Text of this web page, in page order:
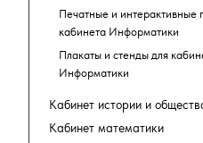
Печатные и интерактивные
кабинета Информатики
Плакаты и стенды для
Информатики
Кабинет истории и
Кабинет математики